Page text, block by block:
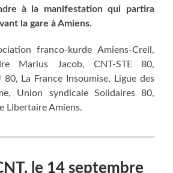
à la manifestation qui partira
la gare à Amiens.
franco-kurde Amiens-Creil,
Marius Jacob, CNT-STE 80,
80, La France Insoumise, Ligue des
Union syndicale Solidaires 80,
Libertaire Amiens.
le 14 septembre